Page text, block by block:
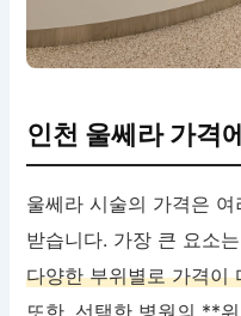
인천 울쎄라 가격
울쎄라 시술의 가격은
받습니다. 가장 큰 요소
다양한 부위별로 가격이
또한, 선택한 병원의 **